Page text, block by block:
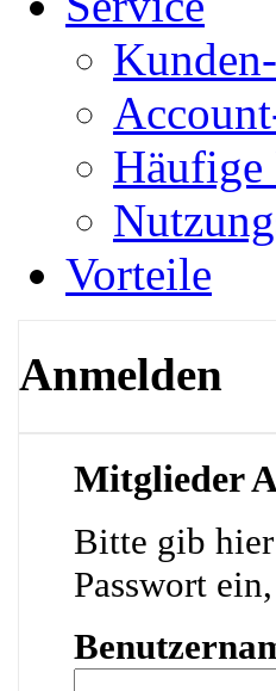
Häufige
Vorteile
Anmelden
Mitglieder
Bitte gib
Passwort